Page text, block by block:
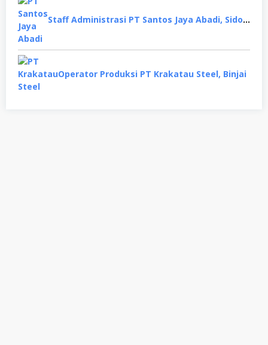
Staff Administrasi PT Santos Jaya Abadi, Sidoarjo
Operator Produksi PT Krakatau Steel, Binjai